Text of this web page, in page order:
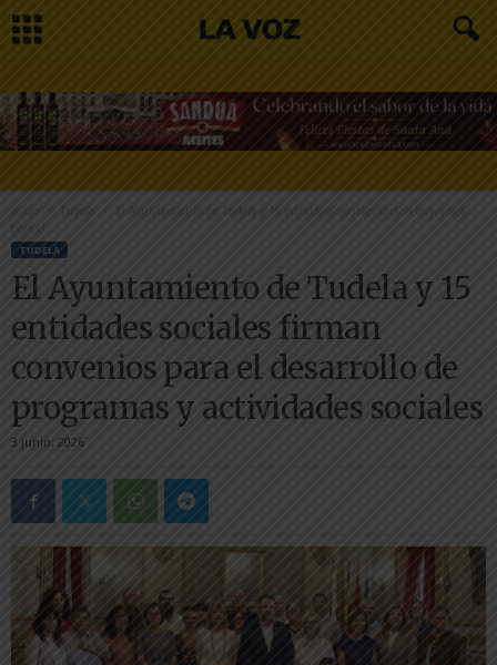
Inicio Tudela
El Ayuntamiento de Tudela y 15 entidades sociales firman convenios
para el...
TUDELA
El Ayuntamiento de Tudela y 15
entidades sociales firman
convenios para el desarrollo de
programas y actividades sociales
3 junio, 2026